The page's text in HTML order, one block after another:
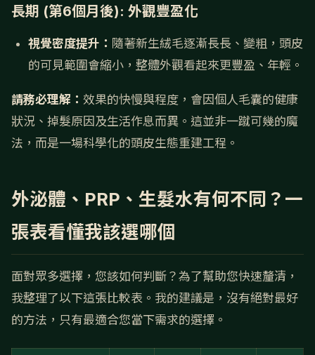
長期 (第6個月後): 外觀豐盈化
視覺密度提升： 隨著新生絨毛逐漸長長、變粗，頭皮
的可見範圍會縮小，整體外觀看起來更豐盈、年輕。
請務必理解： 效果的快慢與程度，會因個人毛囊的健康
狀況、掉髮原因及生活作息而異。這並非一蹴可幾的魔
法，而是一場科學化的頭皮生態重建工程。
外泌體、PRP、生髮水有何不同？一
張表看懂我該選哪個
面對眾多選擇，您該如何判斷？為了幫助您快速釐清，
我整理了以下這張比較表。我的建議是，沒有絕對最好
的方法，只有最適合您當下需求的選擇。